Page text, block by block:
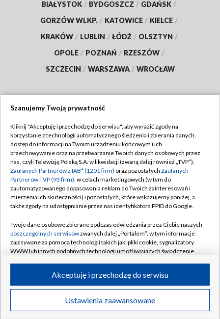
BIAŁYSTOK / BYDGOSZCZ / GDAŃSK /
GORZÓW WLKP. / KATOWICE / KIELCE /
KRAKÓW / LUBLIN / ŁÓDŹ / OLSZTYN /
OPOLE / POZNAŃ / RZESZÓW /
SZCZECIN / WARSZAWA / WROCŁAW
TVP
Abonament TVP
Emisja w TVP
Centrum informacji TVP
Naziemna Telewizja Cyfrowa
Rada Programowa
System NOS
Informacje o nadawcy
Program dla prasy
Ogłoszenie przetargowe
Regulamin TVP
Polityka prywatności
Moje zgody
Pomoc
Kontakt
Kanały
©2026 Telewizja Polska S.A. w likwidacji
Szanujemy Twoją prywatność
Kliknij "Akceptuję i przechodzę do serwisu", aby wyrazić zgody na
korzystanie z technologii automatycznego śledzenia i zbierania danych,
dostęp do informacji na Twoim urządzeniu końcowym i ich
przechowywanie oraz na przetwarzanie Twoich danych osobowych przez
nas, czyli Telewizję Polską S.A. w likwidacji (zwaną dalej również „TVP”),
Zaufanych Partnerów z IAB* (1201 firm) oraz pozostałych Zaufanych
Partnerów TVP (93 firm), w celach marketingowych (w tym do
zautomatyzowanego dopasowania reklam do Twoich zainteresowań i
mierzenia ich skuteczności) i pozostałych, które wskazujemy poniżej, a
także zgody na udostępnianie przez nas identyfikatora PPID do Google.
Twoje dane osobowe zbierane podczas odwiedzania przez Ciebie naszych
poszczególnych serwisówzwanych dalej „Portalem”, w tym informacje
zapisywane za pomocą technologii takich jak: pliki cookie, sygnalizatory
WWW lub innych podobnych technologii umożliwiających świadczenie
ruchu w Internecie.
Twoje dane osobowe zbierane podczas odwiedzania przez Ciebie
poszczególnych serwisówna Portalu, takie jak adresy IP, identyfikatory
Ustawienia zaawansowane
Akceptuję i przechodzę do serwisu